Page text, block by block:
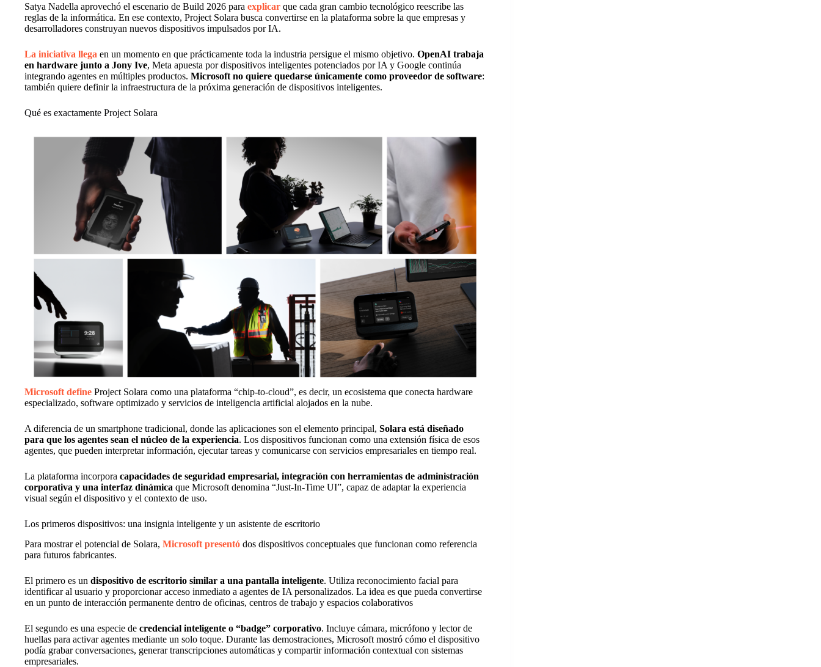
Satya Nadella aprovechó el escenario de Build 2026 para explicar que cada gran cambio tecnológico reescribe las
reglas de la informática. En ese contexto, Project Solara busca convertirse en la plataforma sobre la que empresas y
desarrolladores construyan nuevos dispositivos impulsados por IA.
La iniciativa llega en un momento en que prácticamente toda la industria persigue el mismo objetivo. OpenAI trabaja
en hardware junto a Jony Ive, Meta apuesta por dispositivos inteligentes potenciados por IA y Google continúa
integrando agentes en múltiples productos. Microsoft no quiere quedarse únicamente como proveedor de software:
también quiere definir la infraestructura de la próxima generación de dispositivos inteligentes.
Qué es exactamente Project Solara
Microsoft define Project Solara como una plataforma “chip-to-cloud”, es decir, un ecosistema que conecta hardware
especializado, software optimizado y servicios de inteligencia artificial alojados en la nube.
A diferencia de un smartphone tradicional, donde las aplicaciones son el elemento principal, Solara está diseñado
para que los agentes sean el núcleo de la experiencia. Los dispositivos funcionan como una extensión física de esos
agentes, que pueden interpretar información, ejecutar tareas y comunicarse con servicios empresariales en tiempo real.
La plataforma incorpora capacidades de seguridad empresarial, integración con herramientas de administración
corporativa y una interfaz dinámica que Microsoft denomina “Just-In-Time UI”, capaz de adaptar la experiencia
visual según el dispositivo y el contexto de uso.
Los primeros dispositivos: una insignia inteligente y un asistente de escritorio
Para mostrar el potencial de Solara, Microsoft presentó dos dispositivos conceptuales que funcionan como referencia
para futuros fabricantes.
El primero es un dispositivo de escritorio similar a una pantalla inteligente. Utiliza reconocimiento facial para
identificar al usuario y proporcionar acceso inmediato a agentes de IA personalizados. La idea es que pueda convertirse
en un punto de interacción permanente dentro de oficinas, centros de trabajo y espacios colaborativos
El segundo es una especie de credencial inteligente o “badge” corporativo. Incluye cámara, micrófono y lector de
huellas para activar agentes mediante un solo toque. Durante las demostraciones, Microsoft mostró cómo el dispositivo
podía grabar conversaciones, generar transcripciones automáticas y compartir información contextual con sistemas
empresariales.